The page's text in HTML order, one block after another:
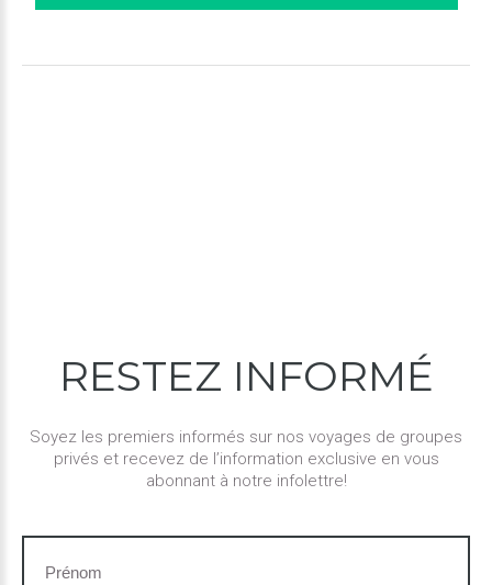
RESTEZ INFORMÉ
Soyez les premiers informés sur nos voyages de groupes
privés et recevez de l’information exclusive en vous
abonnant à notre infolettre!